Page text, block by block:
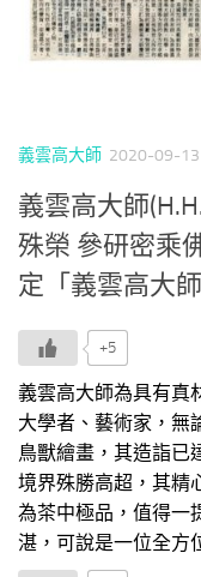
義雲高大師 2020-09-13
義雲高大師
殊榮 參研密乘
定「義雲高大師
+5
義雲高大師為具有真
大學者、藝術家，無
鳥獸繪畫，其造詣已
境界殊勝高超，其精
為茶中極品，值得一
湛，可說是一位全方